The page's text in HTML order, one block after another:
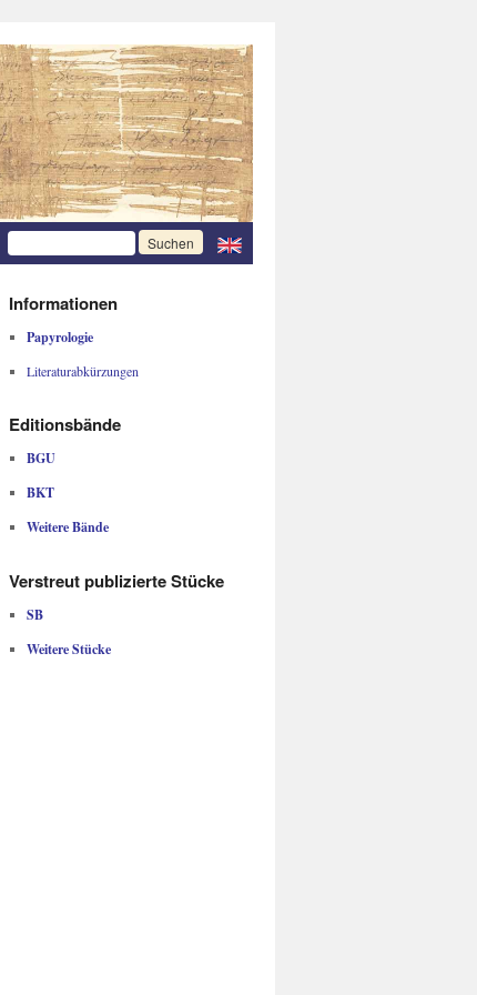
Informationen
Papyrologie
Literaturabkürzungen
Editionsbände
BGU
BKT
Weitere Bände
Verstreut publizierte Stücke
SB
Weitere Stücke